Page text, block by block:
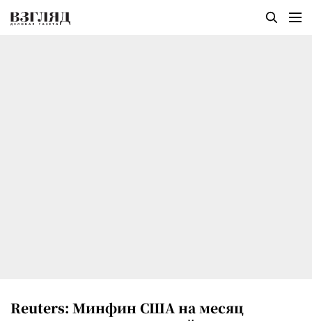
Reuters: Минфин США на месяц